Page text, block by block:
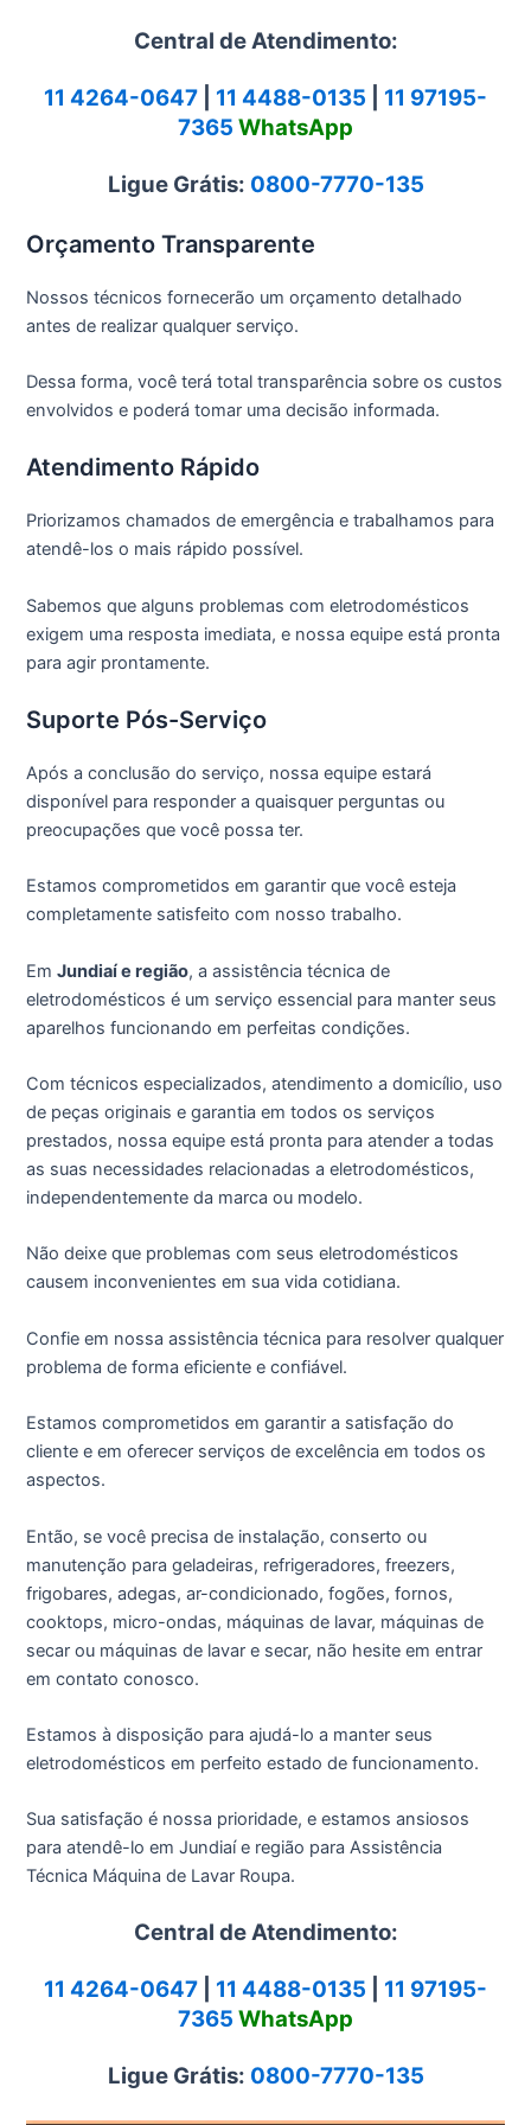
Central de Atendimento:
11 4264-0647 11 4488-0135
11 97195-
7365 WhatsApp
Ligue Grátis: 0800-7770-135
Orçamento Transparente
Nossos técnicos fornecerão um orçamento detalhado
antes de realizar qualquer serviço.
Dessa forma, você terá total transparência sobre os custos
envolvidos e poderá tomar uma decisão informada.
Atendimento Rápido
Priorizamos chamados de emergência e trabalhamos para
atendê-los o mais rápido possível.
Sabemos que alguns problemas com eletrodomésticos
exigem uma resposta imediata, e nossa equipe está pronta
para agir prontamente.
Suporte Pós-Serviço
Após a conclusão do serviço, nossa equipe estará
disponível para responder a quaisquer perguntas ou
preocupações que você possa ter.
Estamos comprometidos em garantir que você esteja
completamente satisfeito com nosso trabalho.
EmJundiaí e região, a assistência técnica de
eletrodomésticos é um serviço essencial para manter seus
aparelhos funcionando em perfeitas condições.
Com técnicos especializados, atendimento a domicílio, uso
de peças originais e garantia em todos os serviços
prestados, nossa equipe está pronta para atender a todas
as suas necessidades relacionadas a eletrodomésticos,
independentemente da marca ou modelo.
Não deixe que problemas com seus eletrodomésticos
causem inconvenientes em sua vida cotidiana.
Confie em nossa assistência técnica para resolver qualquer
problema de forma eficiente e confiável.
Estamos comprometidos em garantir a satisfação do
cliente e em oferecer serviços de excelência em todos os
aspectos.
Então, se você precisa de instalação, conserto ou
manutenção para geladeiras, refrigeradores, freezers,
frigobares, adegas, ar-condicionado, fogões, fornos,
cooktops, micro-ondas, máquinas de lavar, máquinas de
secar ou máquinas de lavar e secar, não hesite em entrar
em contato conosco.
Estamos à disposição para ajudá-lo a manter seus
eletrodomésticos em perfeito estado de funcionamento.
Sua satisfação é nossa prioridade, e estamos ansiosos
para atendê-lo em Jundiaí e região para Assistência
Técnica Máquina de Lavar Roupa.
Central de Atendimento:
11 4264-0647 11 4488-0135
11 97195-
7365 WhatsApp
Ligue Grátis: 0800-7770-135